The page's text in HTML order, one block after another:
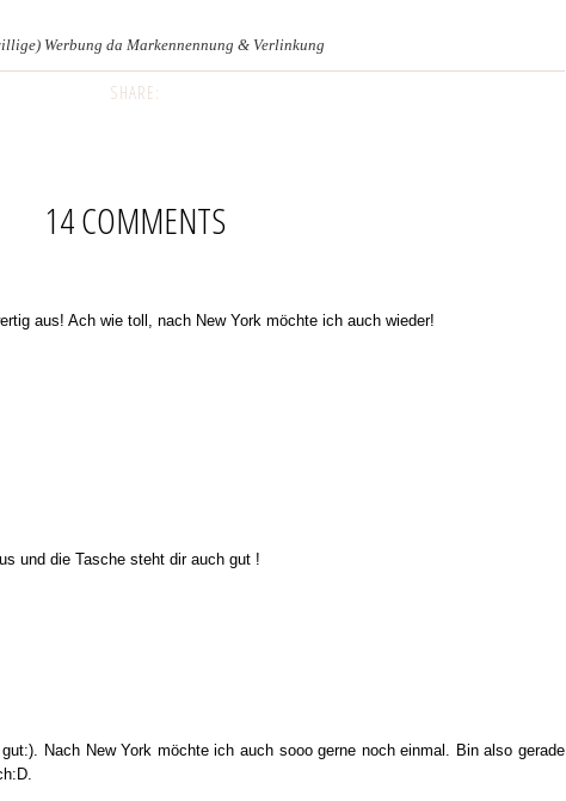
Werbung da Markennennung & Verlinkung
SHARE:
14 COMMENTS
aus! Ach wie toll, nach New York möchte ich auch wieder!
und die Tasche steht dir auch gut !
Nach New York möchte ich auch sooo gerne noch einmal. Bin also gerade